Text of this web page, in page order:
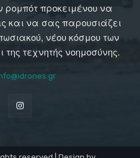
ρομπότ προκειμένου να
και να σας παρουσιάζει
νέου κόσμου των
της τεχνητής νοημοσύνης.